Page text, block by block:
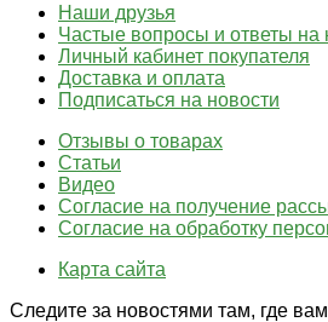
Наши друзья
Частые вопросы и ответы на
Личный кабинет покупателя
Доставка и оплата
Подписаться на новости
Отзывы о товарах
Статьи
Видео
Согласие на получение
Согласие на обработку
Карта сайта
Следите за новостями там, где